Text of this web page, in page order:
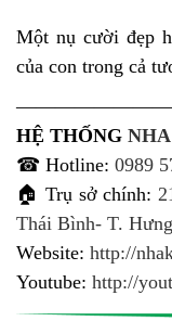
Một nụ cười đẹp
của con trong cả
HỆ THỐNG
☎ Hotline: 0989
🏠 Trụ sở chính:
Thái Bình- T.
Website: http://
Youtube: http://